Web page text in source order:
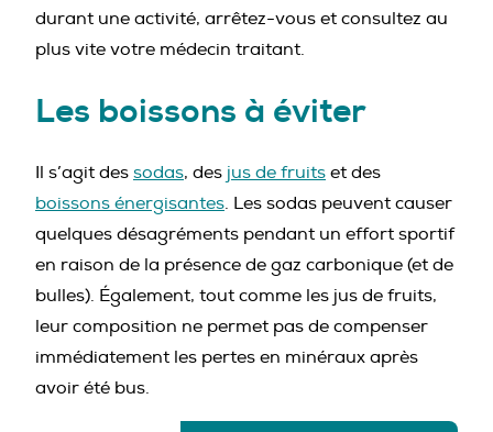
durant une activité, arrêtez-vous et consultez au
plus vite votre médecin traitant.
Les boissons à éviter
Il s’agit des sodas, des jus de fruits et des
boissons énergisantes. Les sodas peuvent causer
quelques désagréments pendant un effort sportif
en raison de la présence de gaz carbonique (et de
bulles). Également, tout comme les jus de fruits,
leur composition ne permet pas de compenser
immédiatement les pertes en minéraux après
avoir été bus.